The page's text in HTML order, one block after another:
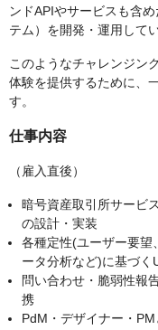
ンドAPIやサービスも含
テム）を開発・運用して
このようなチャレンジン
体験を提供するために、
す。
仕事内容
（雇入直後）
暗号資産取引所サービ
の設計・実装
各種定性(ユーザー要望
ータ分析など)に基づく
問い合わせ・脆弱性報
携
PdM・デザイナー・